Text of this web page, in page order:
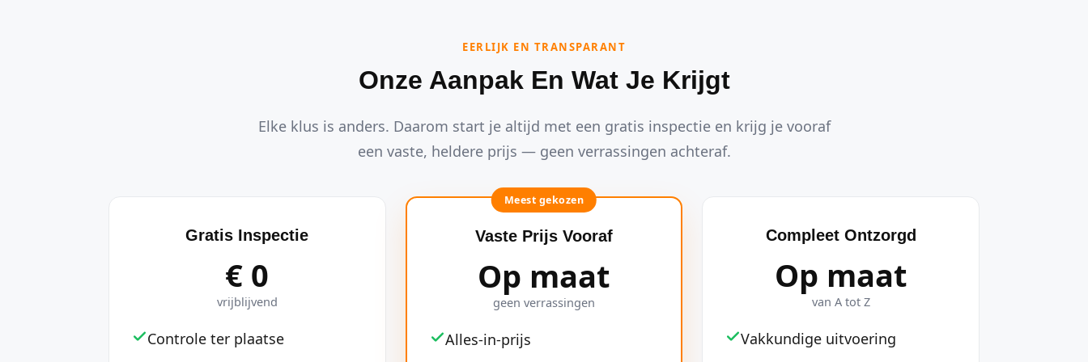
EERLIJK EN TRANSPARANT
Onze Aanpak En Wat Je Krijgt
Elke klus is anders. Daarom start je altijd met een gratis inspectie en krijg je vooraf
een vaste, heldere prijs — geen verrassingen achteraf.
Gratis Inspectie
€ 0
vrijblijvend
Controle ter plaatse
Meest gekozen
Vaste Prijs Vooraf
Op maat
geen verrassingen
Alles-in-prijs
Compleet Ontzorgd
Op maat
van A tot Z
Vakkundige uitvoering